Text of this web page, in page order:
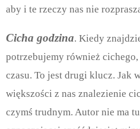
aby i te rzeczy nas nie
Cicha godzina. Kiedy
potrzebujemy również
czasu. To jest drugi klucz. Jak
większości z nas znalezienie
czymś trudnym. Autor nie ma